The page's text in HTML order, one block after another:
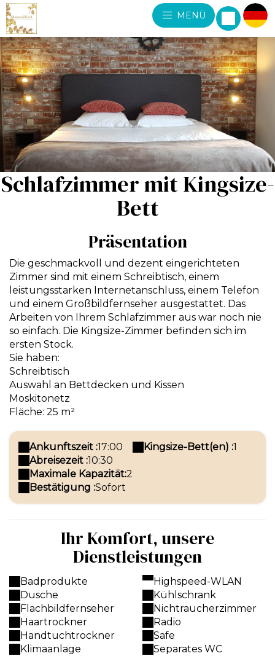
MENÜ
Schlafzimmer mit Kingsize-
Bett
Präsentation
Die geschmackvoll und dezent eingerichteten
Zimmer sind mit einem Schreibtisch, einem
leistungsstarken Internetanschluss, einem Telefon
und einem Großbildfernseher ausgestattet. Das
Arbeiten von Ihrem Schlafzimmer aus war noch nie
so einfach. Die Kingsize-Zimmer befinden sich im
ersten Stock.
Sie haben:
Schreibtisch
Auswahl an Bettdecken und Kissen
Moskitonetz
Fläche: 25 m²
Ankunftszeit :17:00
Abreisezeit :10:30
Maximale Kapazität:2
Bestätigung :Sofort
Kingsize-Bett(en) :1
Ihr Komfort, unsere
Dienstleistungen
Badprodukte
Dusche
Flachbildfernseher
Haartrockner
Handtuchtrockner
Klimaanlage
Highspeed-WLAN
Kühlschrank
Nichtraucherzimmer
Radio
Safe
Separates WC